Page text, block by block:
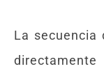
La secuencia